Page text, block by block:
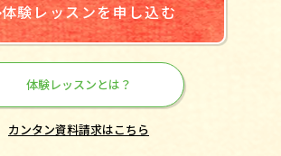
体験レッスンを申し込む
体験レッスンとは？
カンタン資料請求はこちら